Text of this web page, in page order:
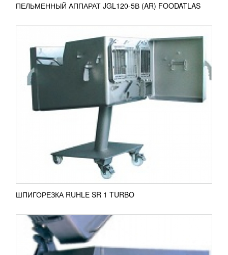
ПЕЛЬМЕННЫЙ АППАРАТ JGL120-5В (AR) FOODATLAS
ШПИГОРЕЗКА RUHLE SR 1 TURBO
ШПИГОРЕЗКА RUHLE SR 3
УЗНАТЬ ЦЕНУ
Компания RUHLE популярна функциональными
шпигорезками, которые идеально нарежут
различными фигурами свежее, вареное,
подмороженное до 5°С мясо,...
ПОДРОБНЕЕ